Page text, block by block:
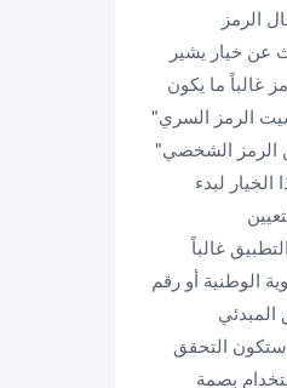
الرمز
خيار يشير
غالباً ما يكون
الرمز السري"
الرمز الشخصي"
لبدء
غالباً
الوطنية أو رقم
المبدئي
ستكون التحقق
بصمة